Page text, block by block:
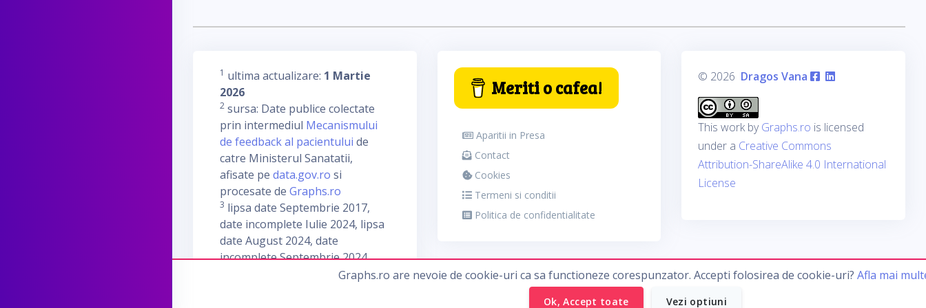
Graphs.ro are nevoie de cookie-uri ca sa functioneze corespunzator. Accepti folosirea de cookie-uri? Afla mai
Ok, Accept toate Vezi optiuni
1 ultima actualizare: 1 Martie
2026
2 sursa: Date publice colectate
prin intermediul Mecanismului
de feedback al pacientului de
catre Ministerul Sanatatii,
afisate pe data.gov.ro si
procesate de Graphs.ro
3 lipsa date Septembrie 2017,
date incomplete Iulie 2024, lipsa
date August 2024, date
incomplete Septembrie 2024
Meriti o cafea!
Aparitii in Presa
Contact
Cookies
Termeni si conditii
Politica de confidentialitate
© 2026 Dragos Vana
This work byGraphs.ro is licensed
under a Creative Commons
Attribution-ShareAlike 4.0 International
License